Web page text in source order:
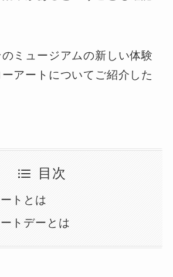
ミュージアムの新しい体験
アートについてご紹介した
目次
トとは
トデーとは